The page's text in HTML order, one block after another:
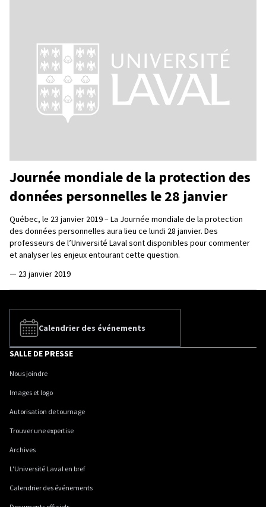
Journée mondiale de la protection des
données personnelles le 28 janvier
Québec, le 23 janvier 2019 – La Journée mondiale de la protection
des données personnelles aura lieu ce lundi 28 janvier. Des
professeurs de l’Université Laval sont disponibles pour commenter
et analyser les enjeux entourant cette question.
— 23 janvier 2019
Calendrier des événements
SALLE DE PRESSE
Nous joindre
Images et logo
Autorisation de tournage
Trouver une expertise
Archives
L'Université Laval en bref
Calendrier des événements